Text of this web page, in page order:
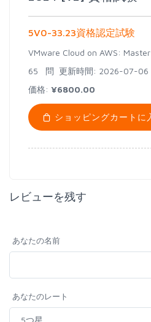
5V0-33.23資格認定試験
VMware Cloud on AWS:
65 問 更新時間: 2026-07-06
価格: ¥6800.00
ショッピングカートに
レビューを残す
あなたの名前
あなたのレート